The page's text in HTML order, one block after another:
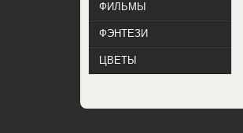
ФИЛЬМЫ
ФЭНТЕЗИ
ЦВЕТЫ